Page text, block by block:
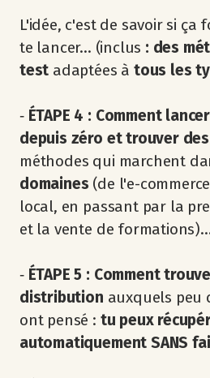
L'idée, c'est de savoir si ça
te lancer... (inclus : des
test adaptées à tous les
‐ ÉTAPE 4 : Comment
depuis zéro et trouver
méthodes qui marchent
domaines (de l'e-
local, en passant par la
et la vente de
‐ ÉTAPE 5 : Comment
distribution auxquels peu
ont pensé : tu peux
automatiquement SANS